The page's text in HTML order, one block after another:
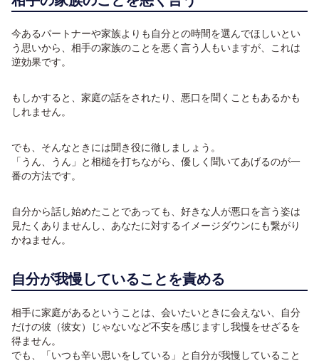
今あるパートナーや家族よりも自分との時間を選んでほしいとい
う思いから、相手の家族のことを悪く言う人もいますが、これは
逆効果です。
もしかすると、家庭の話をされたり、悪口を聞くこともあるかも
しれません。
でも、そんなときには聞き役に徹しましょう。
「うん、うん」と相槌を打ちながら、優しく聞いてあげるのが一
番の方法です。
自分から話し始めたことであっても、好きな人が悪口を言う姿は
見たくありませんし、あなたに対するイメージダウンにも繋がり
かねません。
自分が我慢していることを責める
相手に家庭があるということは、会いたいときに会えない、自分
だけの彼（彼女）じゃないなど不安を感じますし我慢をせざるを
得ません。
でも、「いつも辛い思いをしている」と自分が我慢していること